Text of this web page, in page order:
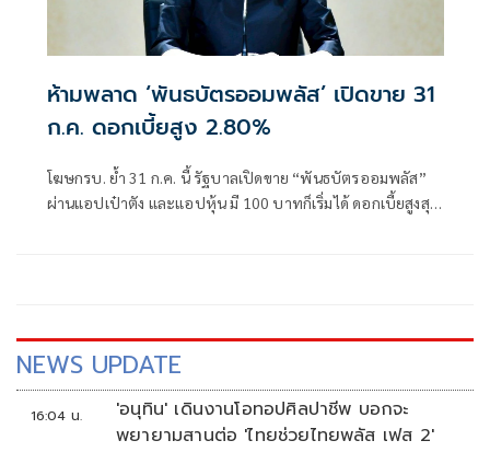
ห้ามพลาด ‘พันธบัตรออมพลัส’ เปิดขาย 31
ก.ค. ดอกเบี้ยสูง 2.80%
โฆษกรบ. ย้ำ 31 ก.ค. นี้ รัฐบาลเปิดขาย “พันธบัตรออมพลัส”
ผ่านแอปเป๋าตัง และแอปหุ้น มี 100 บาทก็เริ่มได้ ดอกเบี้ยสูงสุด
NEWS UPDATE
16:04 น.
'อนุทิน' เดินงานโอทอปศิลปาชีพ บอกจะ
พยายามสานต่อ 'ไทยช่วยไทยพลัส เฟส 2'